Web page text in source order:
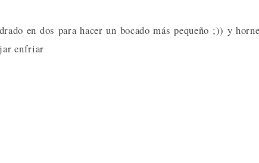
en dos para hacer un bocado más pequeño ;)) y
enfriar